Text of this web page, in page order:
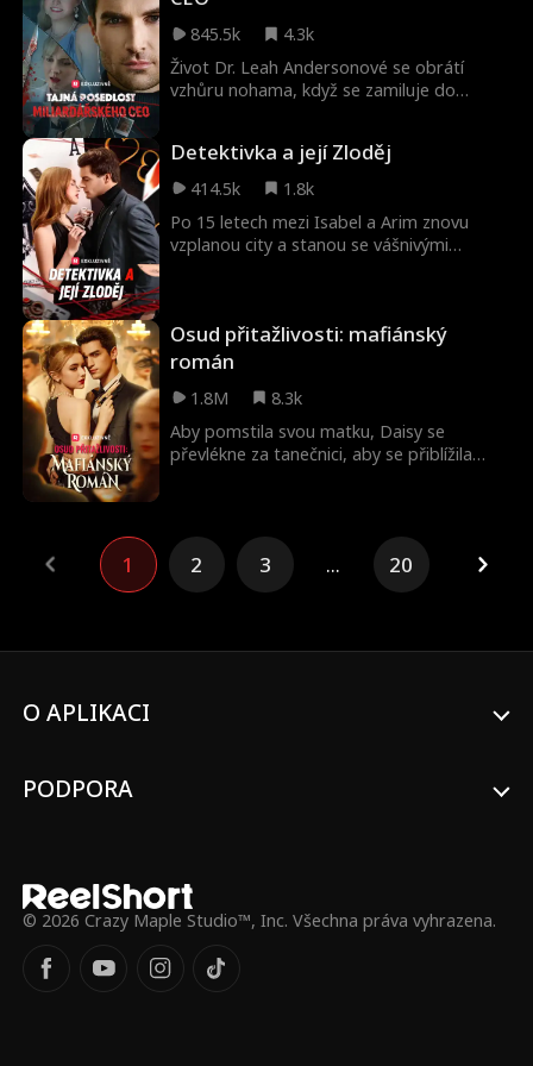
845.5k
4.3k
Život Dr. Leah Andersonové se obrátí
vzhůru nohama, když se zamiluje do
nebezpečného milence. Jejich vášnivá
romance nabere temný směr, když muži v
nyní musí čelit Ryanovým děsivým
tajemstvím a konfrontovat svou lásku k
Detektivka a její Zloděj
414.5k
1.8k
Po 15 letech mezi Isabel a Arim znovu
vzplanou city a stanou se vášnivými
s vyšetřováním a jejich vztah se stává
intenzivnějším, uvědomí si, že její milenec
Osud přitažlivosti: mafiánský
román
1.8M
8.3k
Aby pomstila svou matku, Daisy se
převlékne za tanečnici, aby se přiblížila
kouzlu. Podaří se Daisy odejít bez úhony,
nebo se zaplete do vášně s Hoganem?
1 2 3 ... 20
O APLIKACI
PODPORA
© 2026 Crazy Maple Studio™, Inc. Všechna práva vyhrazena.